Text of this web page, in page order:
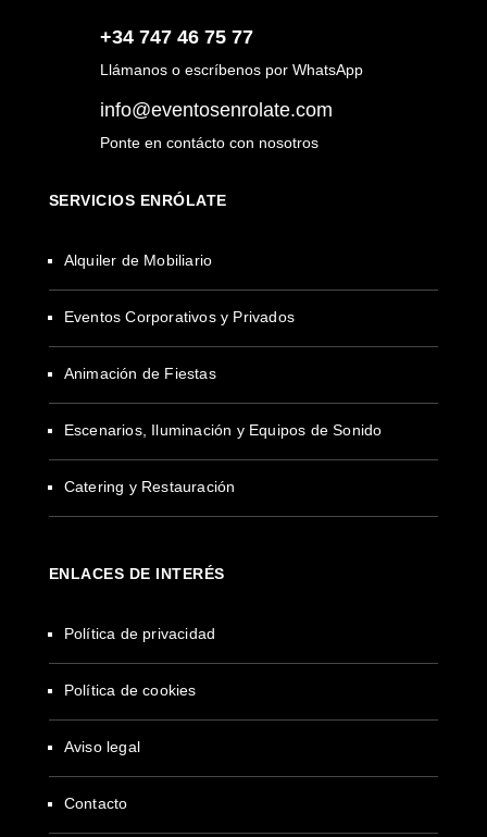
+34 747 46 75 77
Llámanos o escríbenos por WhatsApp
info@eventosenrolate.com
Ponte en contácto con nosotros
SERVICIOS ENRÓLATE
Alquiler de Mobiliario
Eventos Corporativos y Privados
Animación de Fiestas
Escenarios, Iluminación y Equipos de Sonido
Catering y Restauración
ENLACES DE INTERÉS
Política de privacidad
Política de cookies
Aviso legal
Contacto